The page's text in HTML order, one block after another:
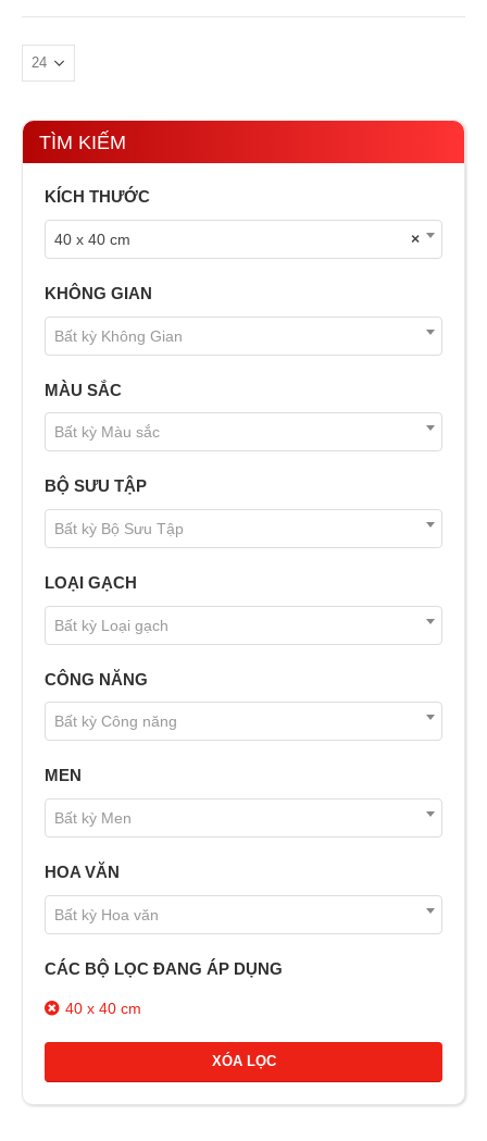
TÌM KIẾM
KÍCH THƯỚC
×
40 x 40 cm
KHÔNG GIAN
Bất kỳ Không Gian
MÀU SẮC
Bất kỳ Màu sắc
BỘ SƯU TẬP
Bất kỳ Bộ Sưu Tập
LOẠI GẠCH
Bất kỳ Loại gạch
CÔNG NĂNG
Bất kỳ Công năng
MEN
Bất kỳ Men
HOA VĂN
Bất kỳ Hoa văn
CÁC BỘ LỌC ĐANG ÁP DỤNG
40 x 40 cm
XÓA LỌC